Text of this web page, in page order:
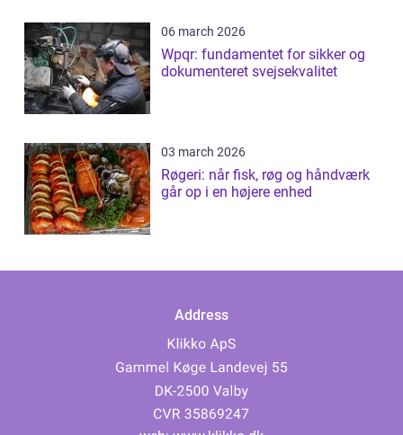
06 march 2026
Wpqr: fundamentet for sikker og
dokumenteret svejsekvalitet
03 march 2026
Røgeri: når fisk, røg og håndværk
går op i en højere enhed
Address